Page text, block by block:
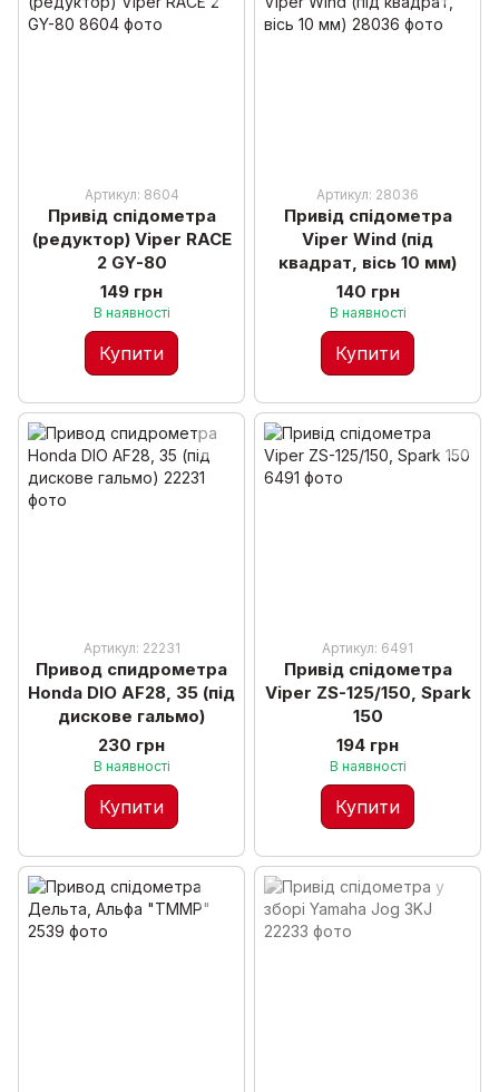
Артикул: 8604
Привід спідометра
(редуктор) Viper RACE
2 GY-80
149 грн
В наявності
Купити
Артикул: 28036
Привід спідометра
Viper Wind (під
квадрат, вісь 10 мм)
140 грн
В наявності
Купити
Артикул: 22231
Привод спидрометра
Honda DIO AF28, 35 (під
дискове гальмо)
230 грн
В наявності
Купити
Артикул: 6491
Привід спідометра
Viper ZS-125/150, Spark
150
194 грн
В наявності
Купити